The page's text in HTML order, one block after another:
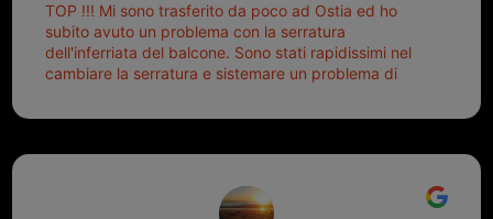
tutti i tipi. Adesso che ho la mia fiammante chiave
nuova (solo la chiave, perché la macchina è rimasta
quella di prima), ogni volta che salgo in macchina, il
mio pensiero va subito a Michele perché non dover
mette di buon umore, e ti fa cominciare bene la
lo consiglio a chiunque debba duplicare una chiave
TOP !!! Mi sono trasferito da poco ad Ostia ed ho
subito avuto un problema con la serratura
dell'inferriata del balcone. Sono stati rapidissimi nel
cambiare la serratura e sistemare un problema di
onesto evitando spese ben più esose. Competenti,
un punto di riferimento per situazioni di questo tipo